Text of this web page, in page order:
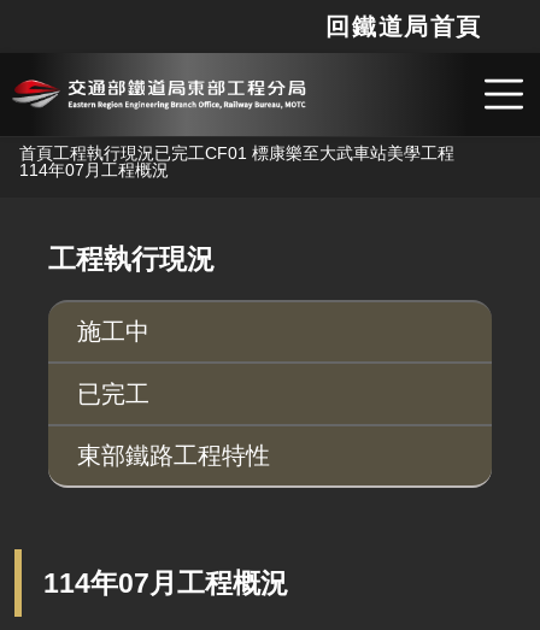
跳到主要內容
回鐵道局首頁
首頁工程執行現況已完工CF01 標康樂至大武車站美學工程
114年07月工程概況
工程執行現況
施工中
已完工
東部鐵路工程特性
114年07月工程概況